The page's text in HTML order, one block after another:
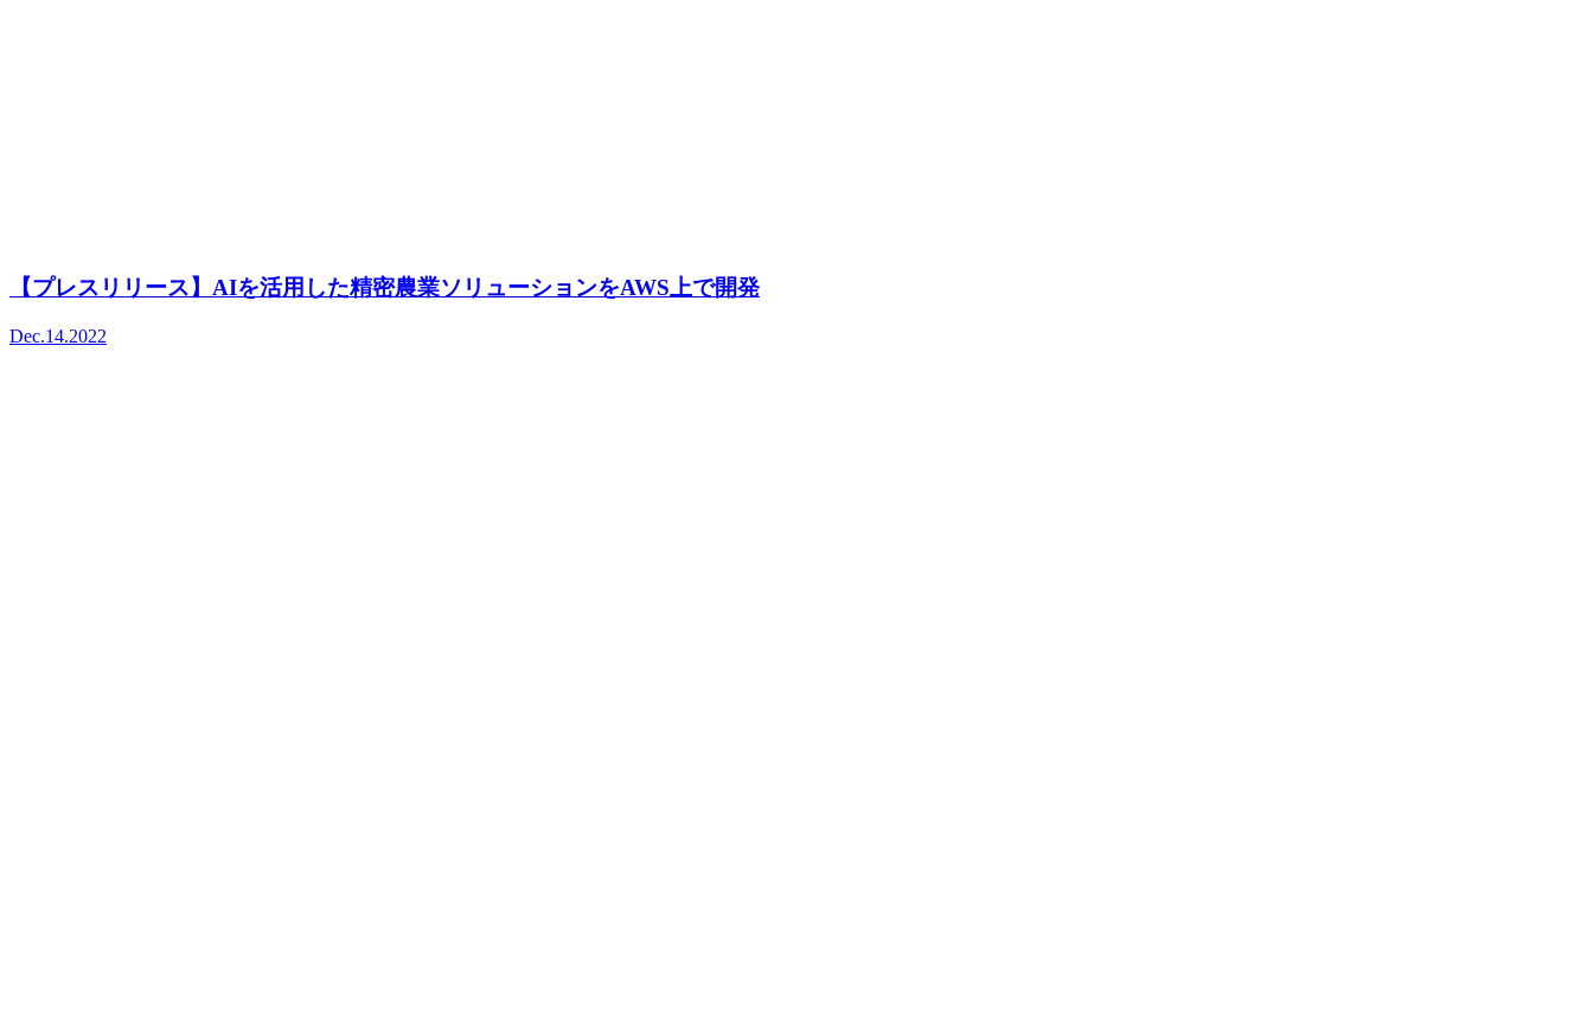
【プレスリリース】AIを活用した精密農業ソリューションをAWS上で開発
Dec.14.2022